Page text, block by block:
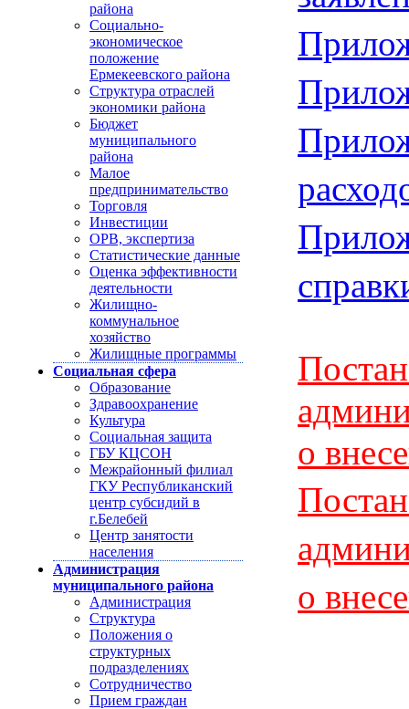
района
Социально-
экономическое
положение
Ермекеевского района
Структура отраслей
экономики района
Бюджет
муниципального
района
Малое
предпринимательство
Торговля
Инвестиции
ОРВ, экспертиза
Статистические данные
Оценка эффективности
деятельности
Жилищно-
коммунальное
хозяйство
Жилищные программы
Социальная сфера
Образование
Здравоохранение
Культура
Социальная защита
ГБУ КЦСОН
Межрайонный филиал
ГКУ Республиканский
центр субсидий в
г.Белебей
Центр занятости
населения
Администрация
муниципального района
Администрация
Структура
Положения о
структурных
подразделениях
Сотрудничество
Прием граждан
о
о